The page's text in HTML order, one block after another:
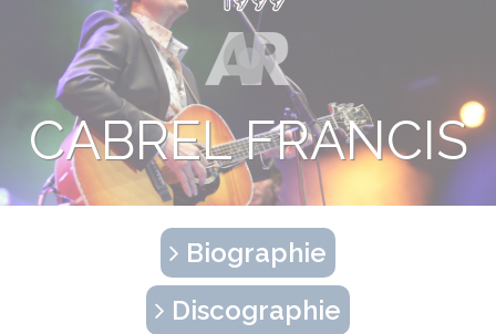
CABREL FRANCIS
Biographie
Discographie